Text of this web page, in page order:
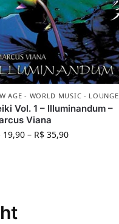
AGE - WORLD MUSIC - LOUNGE
Vol. 1 – Illuminandum –
Viana
19,90– R$35,90